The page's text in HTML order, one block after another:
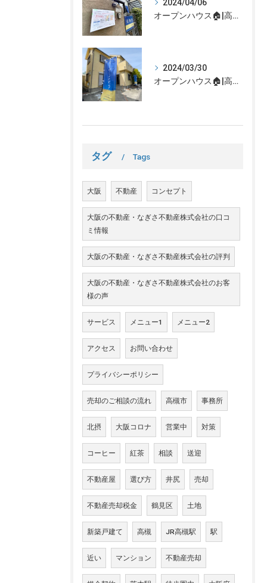
2024/04/06
オープンハウス🏠|高槻市の不動産売却、不動産空き家のご相談はなぎさ不動産まで！
2024/03/30
オープンハウス🏠|高槻市の不動産売却、不動産空き家のご相談はなぎさ不動産まで！
タグ Tags
大阪 不動産 コンセプト
大阪の不動産・なぎさ不動産株式会社の口コ
ミ情報
大阪の不動産・なぎさ不動産株式会社の評判
大阪の不動産・なぎさ不動産株式会社のお客
様の声
サービス メニュー1 メニュー2
アクセス お問い合わせ
プライバシーポリシー
売却のご相談の流れ 高槻市 事務所
北摂 大阪コロナ 営業中 対策
コーヒー 紅茶 相談 送迎
不動産屋 選び方 井尻 売却
不動産売却税金 鶴見区 土地
新築戸建て 高槻 JR高槻駅 駅
近い マンション 不動産売却